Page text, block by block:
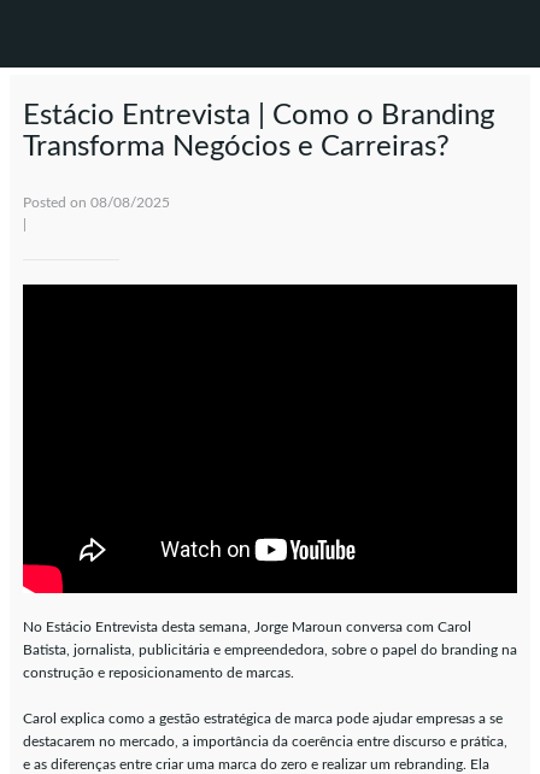
Estácio Entrevista | Como o Branding
Transforma Negócios e Carreiras?
Posted on 08/08/2025
No Estácio Entrevista desta semana, Jorge Maroun conversa com Carol
Batista, jornalista, publicitária e empreendedora, sobre o papel do branding na
construção e reposicionamento de marcas.
Carol explica como a gestão estratégica de marca pode ajudar empresas a se
destacarem no mercado, a importância da coerência entre discurso e prática,
e as diferenças entre criar uma marca do zero e realizar um rebranding. Ela